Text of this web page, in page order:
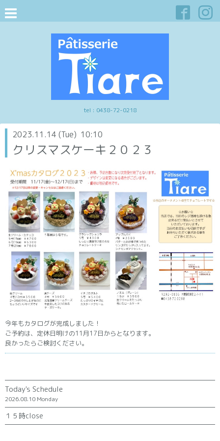
tel : 0438-72-0218
2023.11.14 (Tue) 10:10
クリスマスケーキ２０２３
今年もカタログが完成しました！
ご予約は、定休日明けの11月17日からとなります。
良かったらご検討ください。
Today's Schedule
2026.08.10 Monday
１５時close